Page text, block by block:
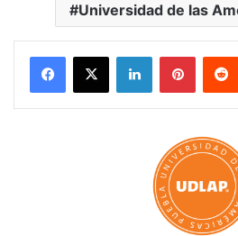
Universidad de las
LinkedInPinterest